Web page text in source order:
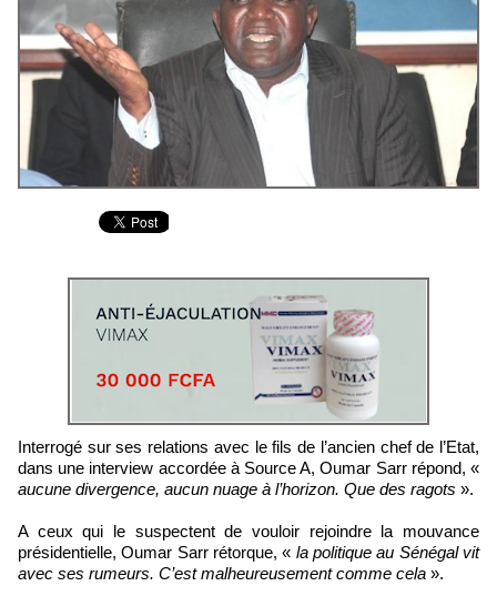
Interrogé sur ses relations avec le fils de l’ancien chef de l’Etat,
dans une interview accordée à Source A, Oumar Sarr répond, «
aucune divergence, aucun nuage à l’horizon. Que des ragots ».
A ceux qui le suspectent de vouloir rejoindre la mouvance
présidentielle, Oumar Sarr rétorque, « la politique au Sénégal vit
avec ses rumeurs. C’est malheureusement comme cela ».